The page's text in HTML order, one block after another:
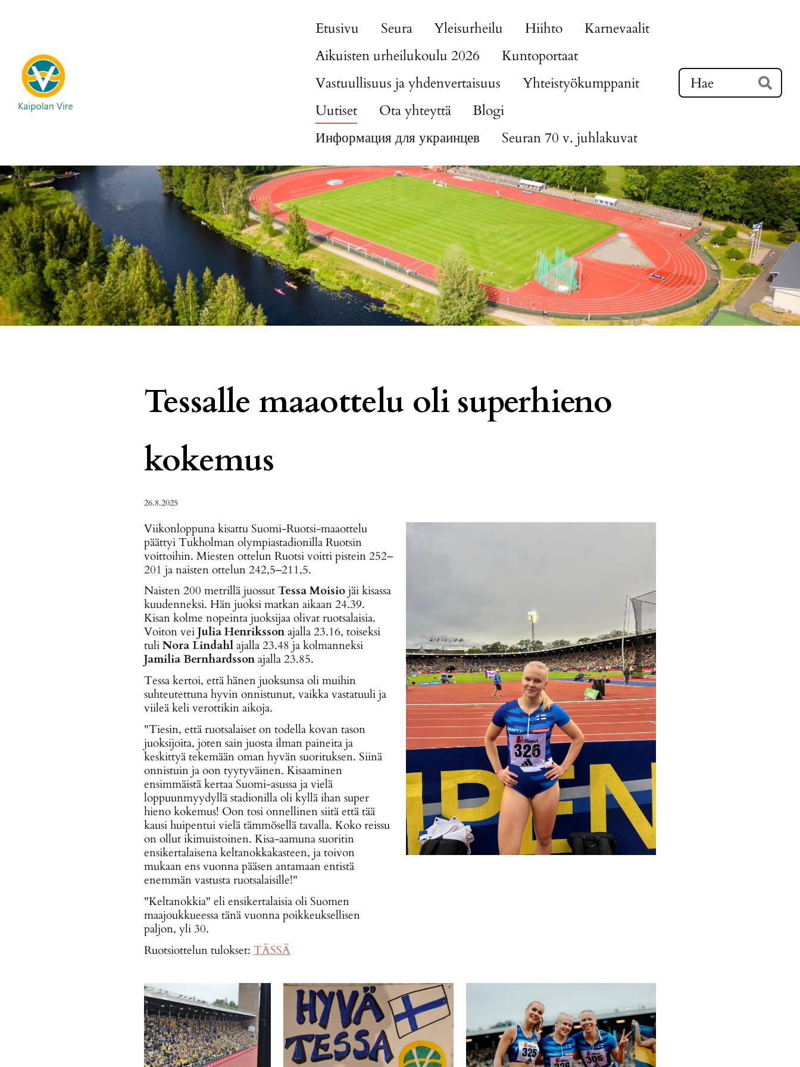
Kaipolan Vire
Etusivu Seura Yleisurheilu Hiihto
Karnevaalit
Aikuisten urheilukoulu 2026
Kuntoportaat
Vastuullisuus ja yhdenvertaisuus
Yhteistyökumppanit
Uutiset
Ota yhteyttä
Blogi
Информация для украинцев
Seuran 70 v. juhlakuvat
Hae
Tessalle maaottelu oli superhieno
kokemus
26.8.2025
Viikonloppuna kisattu Suomi-Ruotsi-maaottelu
päättyi Tukholman olympiastadionilla Ruotsin
voittoihin. Miesten ottelun Ruotsi voitti pistein 252–
201 ja naisten ottelun 242,5–211,5.
Naisten 200 metrillä juossut Tessa Moisiojäi kisassa
kuudenneksi. Hän juoksi matkan aikaan 24.39.
Kisan kolme nopeinta juoksijaa olivat ruotsalaisia.
Voiton veiJulia Henrikssonajalla 23.16, toiseksi
tuliNora Lindahlajalla 23.48 ja kolmanneksi
Jamilia Bernhardssonajalla 23.85.
Tessa kertoi, että hänen juoksunsa oli muihin
suhteutettuna hyvin onnistunut, vaikka vastatuuli ja
viileä keli verottikin aikoja.
"Tiesin, että ruotsalaiset on todella kovan tason
juoksijoita, joten sain juosta ilman paineita ja
keskittyä tekemään oman hyvän suorituksen. Siinä
onnistuin ja oon tyytyväinen. Kisaaminen
ensimmäistä kertaa Suomi-asussa ja vielä
loppuunmyydyllä stadionilla oli kyllä ihan super
hieno kokemus! Oon tosi onnellinen siitä että tää
kausi huipentui vielä tämmösellä tavalla. Koko reissu
on ollut ikimuistoinen. Kisa-aamuna suoritin
ensikertalaisena keltanokkakasteen, ja toivon
mukaan ens vuonna pääsen antamaan entistä
enemmän vastusta ruotsalaisille!"
"Keltanokkia" eli ensikertalaisia oli Suomen
maajoukkueessa tänä vuonna poikkeuksellisen
paljon, yli 30.
Ruotsiottelun tulokset: TÄSSÄ